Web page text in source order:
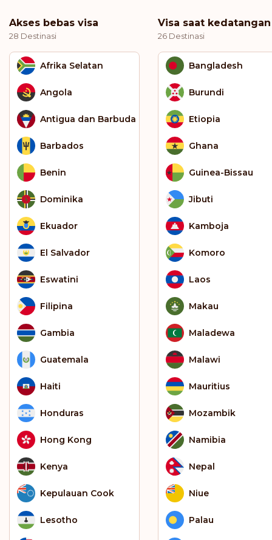
Akses bebas visa
28 Destinasi
Afrika Selatan
Angola
Antigua dan Barbuda
Barbados
Benin
Dominika
Ekuador
El Salvador
Eswatini
Filipina
Gambia
Guatemala
Haiti
Honduras
Hong Kong
Kenya
Kepulauan Cook
Lesotho
Visa saat kedatangan
26 Destinasi
Bangladesh
Burundi
Etiopia
Ghana
Guinea-Bissau
Jibuti
Kamboja
Komoro
Laos
Makau
Maladewa
Malawi
Mauritius
Mozambik
Namibia
Nepal
Niue
Palau